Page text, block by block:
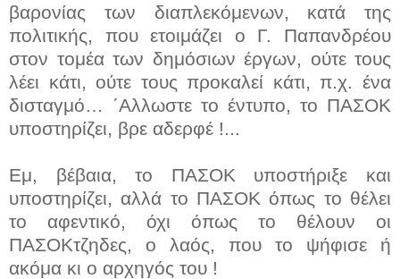
βαρονίας των διαπλεκόμενων, κατά της
πολιτικής, που ετοιμάζει ο Γ. Παπανδρέου
στον τομέα των δημόσιων έργων, ούτε τους
λέει κάτι, ούτε τους προκαλεί κάτι, π.χ. ένα
δισταγμό… ΄Αλλωστε το έντυπο, το ΠΑΣΟΚ
υποστηρίζει, βρε αδερφέ !...
Εμ, βέβαια, το ΠΑΣΟΚ υποστήριξε και
υποστηρίζει, αλλά το ΠΑΣΟΚ όπως το θέλει
το αφεντικό, όχι όπως το θέλουν οι
ΠΑΣΟΚτζηδες, ο λαός, που το ψήφισε ή
ακόμα κι ο αρχηγός του !